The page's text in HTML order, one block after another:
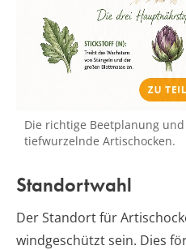
Die richtige Beetplanung
tiefwurzelnde Artischocken.
Standortwahl
Der Standort für
windgeschützt sein. Dies